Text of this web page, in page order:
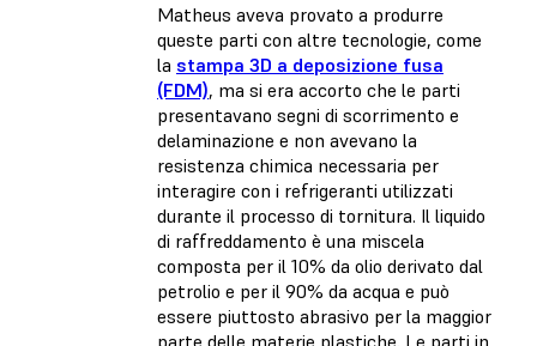
Matheus aveva provato a produrre
queste parti con altre tecnologie, come
la stampa 3D a deposizione fusa
(FDM), ma si era accorto che le parti
presentavano segni di scorrimento e
delaminazione e non avevano la
resistenza chimica necessaria per
interagire con i refrigeranti utilizzati
durante il processo di tornitura. Il liquido
di raffreddamento è una miscela
composta per il 10% da olio derivato dal
petrolio e per il 90% da acqua e può
essere piuttosto abrasivo per la maggior
parte delle materie plastiche. Le parti in